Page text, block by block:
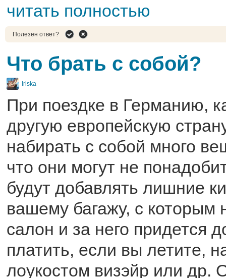
читать полностью
Полезен ответ?
Что брать с собой?
Iriska
При поездке в Германию,
другую европейскую
набирать с собой много
что они могут не
будут добавлять лишние
вашему багажу, с которым
салон и за него придется
платить, если вы летите,
лоукостом визэйр или др.